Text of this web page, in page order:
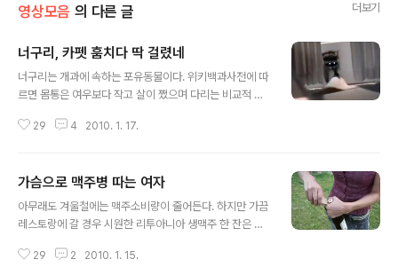
영상모음 의 다른 글 더보기
너구리, 카펫 훔치다 딱 걸렸네
너구리는 개과에 속하는 포유동물이다. 위키백과사전에 따
르면 몸통은 여우보다 작고 살이 쪘으며 다리는 비교적 짧
다. 몸빛깔은 대체로 검은색에 가깝고 등의 가운데선의 띠,
나타날 때가 종종 있다. (자료: http://ko.wikipedia.org)
너구리는 한국, 일본, 러시아 동부와 북미 지역에 분포되어
있다. 1928년 모피를 위해 당시 소련으로 들어온 것이 야
탈리아에서도 목격된 예가 있다고 하지만 유럽에서는 아직
29 4 2010. 1. 17.
가슴으로 맥주병 따는 여자
아무래도 겨울철에는 맥주소비량이 줄어든다. 하지만 가끔
레스토랑에 갈 경우 시원한 리투아니아 생맥주 한 잔은 어
맥주소비량은 87리터이다. 리투아니아 사람들이 즐겨 마
29 2 2010. 1. 15.